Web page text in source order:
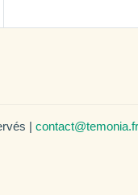
| contact@temonia.fr